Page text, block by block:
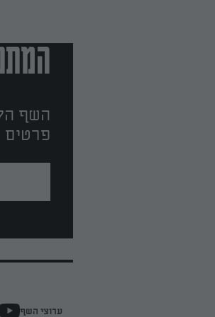
השף
פרטים
ערוצי השף